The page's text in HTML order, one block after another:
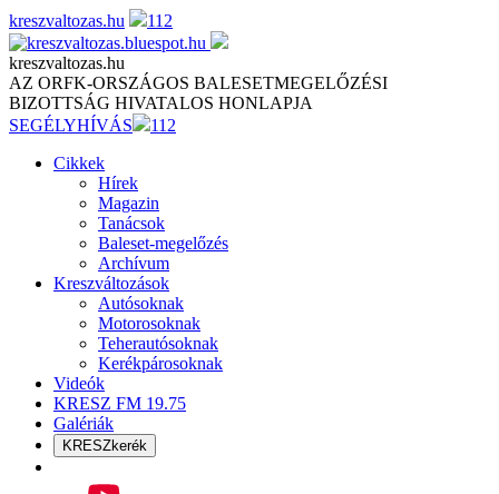
Skip
to
content
kreszvaltozas.hu 112
kreszvaltozas.hu
AZ ORFK-ORSZÁGOS BALESETMEGELŐZÉSI
BIZOTTSÁG HIVATALOS HONLAPJA
SEGÉLYHÍVÁS
112
Cikkek
Hírek
Magazin
Tanácsok
Baleset-megelőzés
Archívum
Kreszváltozások
Autósoknak
Motorosoknak
Teherautósoknak
Kerékpárosoknak
Videók
KRESZ FM 19.75
Galériák
KRESZkerék